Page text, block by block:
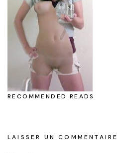
RECOMMENDED READS
LAISSER UN COMMENTAIRE